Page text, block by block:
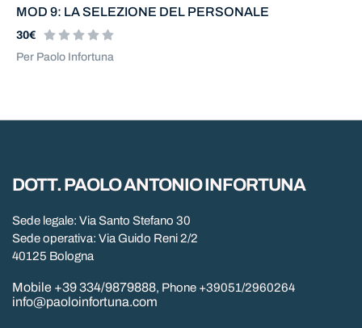
MOD 9: LA SELEZIONE DEL PERSONALE
30€
Per Paolo Infortuna
DOTT. PAOLO ANTONIO INFORTUNA
Sede legale: Via Santo Stefano 30
Sede operativa: Via Guido Reni 2/2
40125 Bologna
Mobile +39 334/9879888, Phone +39051/2960264
info@paoloinfortuna.com